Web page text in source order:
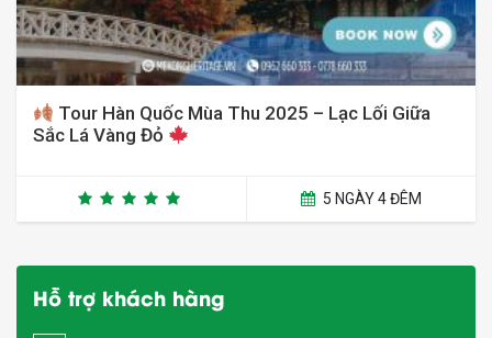
Tour Hàn Quốc Mùa Thu 2025 – Lạc Lối Giữa
Sắc Lá Vàng Đỏ
5 NGÀY 4 ĐÊM
Hỗ trợ khách hàng